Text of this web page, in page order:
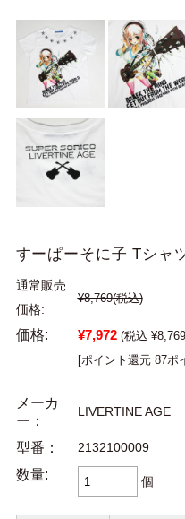
すーぱーそに子 Tシャ
通常販売
価格:
¥8,769(税込)
価格: ¥7,972 (税込
[ポイント還元 87ポ
メーカ
ー：
LIVERTINE AGE
型番： 2132100009
数量: 個